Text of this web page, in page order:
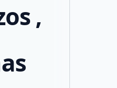
,